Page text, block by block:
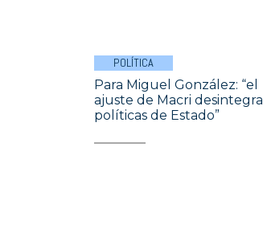
POLÍTICA
Para Miguel González: “el
ajuste de Macri desintegra
políticas de Estado”